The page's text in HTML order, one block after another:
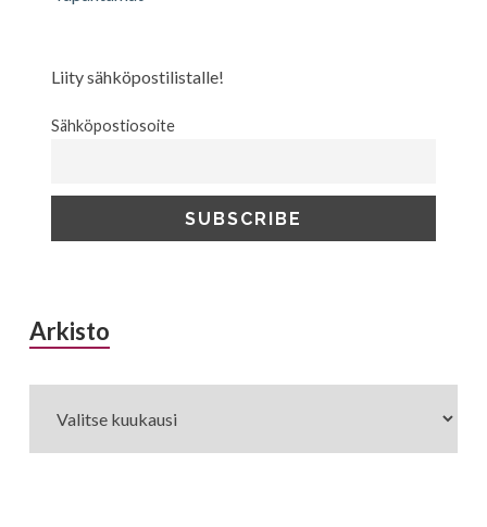
Liity sähköpostilistalle!
Sähköpostiosoite
ArkistoArkisto